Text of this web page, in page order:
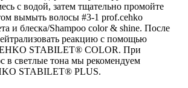
с водой, затем тщательно промойте
вымыть волосы #3-1 prof.cehko
и блеска/Shampoo color & shine. После
реакцию с помощью
STABILET® COLOR. При
в светлые тона мы рекомендуем
STABILET® PLUS.